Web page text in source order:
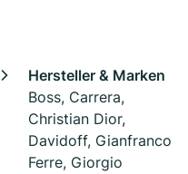
Hersteller & Marken
Boss, Carrera,
Christian Dior,
Davidoff, Gianfranco
Ferre, Giorgio